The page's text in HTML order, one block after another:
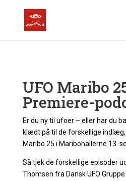
UFO Maribo
Premiere-
Er du ny til ufoer – eller har du
klædt på til de forskellige indlæg,
Maribo 25 i Maribohallerne 13.
Så tjek de forskellige episoder
Thomsen fra Dansk UFO